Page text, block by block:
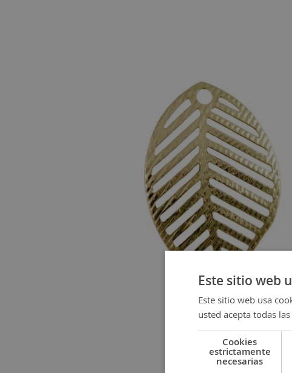
Este sitio web
Este sitio web usa
usted acepta todas
Cookies
estrictamente
necesarias